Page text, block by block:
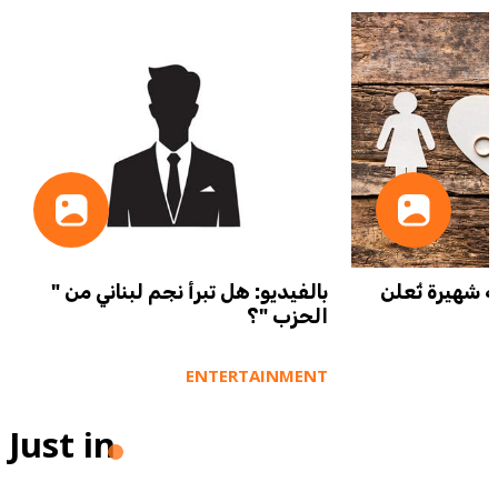
بالفيديو: هل تبرأ نجم لبناني من "
الحزب "؟
ENTERTAINMENT
شهيرة تُعلن
Just in